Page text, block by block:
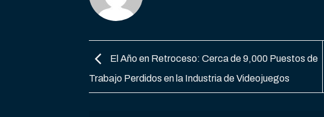
El Año en Retroceso: Cerca de 9,000 Puestos de
Trabajo Perdidos en la Industria de Videojuegos